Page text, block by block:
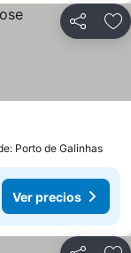
Compartir
Porto de Galinhas
Ver precios